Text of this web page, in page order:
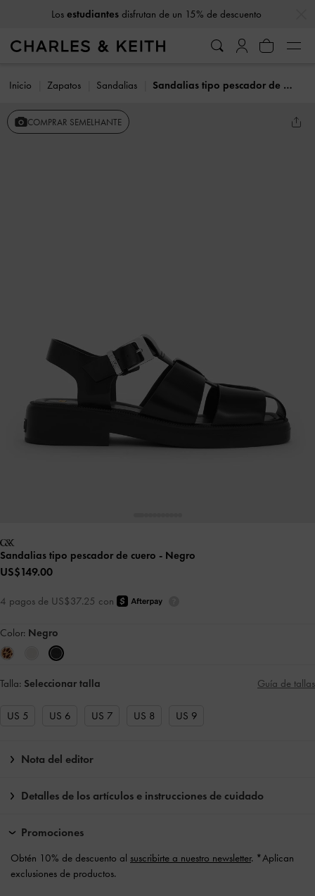
Los estudiantesdisfrutan de un 15% de descuento
Inicio Zapatos Sandalias Sandalias tipo pescador de cuero
COMPRAR SEMELHANTE
Sandalias tipo pescador de cuero - Negro
US$149.00
4 pagos de US$37.25 con
Color: Negro
Talla: Seleccionar talla Guía de tallas
US 5 US 6 US 7 US 8 US 9
Nota del editor
Detalles de los artículos e instrucciones de cuidado
Promociones
Obtén 10% de descuento al suscribirte a nuestro newsletter. *Aplican
exclusiones de productos.